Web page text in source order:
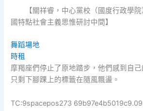
【關祥睿， 中心黨校（國度行政學
國特點社會主義思惟研討中間】
舞蹈場地
時租
摩羯座們停止了原地踏步，他們感到自己
只剩下腳踝上的標籤在隨風飄盪。
TC:9spacepos273